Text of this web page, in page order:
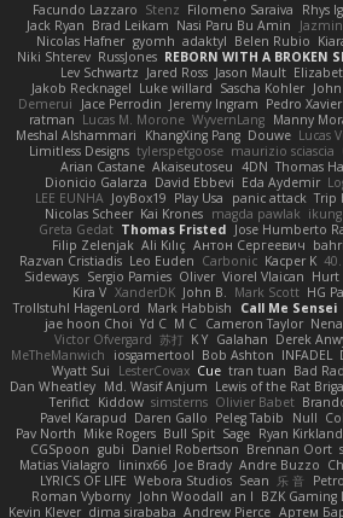
Facundo Lazzaro Stenz Filomeno Saraiva Rhys lg
Jack Ryan Brad Leikam Nasi Paru Bu Amin
Nicolas Hafner gyomh adaktyl Belen Rubio
Niki Shterev RussJones REBORN WITH A BROKEN
Lev Schwartz Jared Ross Jason Mault
Jakob Recknagel Luke willard Sascha Kohler
Demerui
Jace Perrodin Jeremy Ingram Pedro Xavier
ratman Lucas M. Morone WyvernLang Manny
Meshal Alshammari
KhangXing Pang Douwe Lucas
Limitless Designs tylerspetgoose maurizio sciascia
Arian Castane Akaiseutoseu 4DN Thomas
Dionicio Galarza David Ebbevi Eda Aydemir
LEE EUNHA JoyBox19 Play Usa panic attack Trip
Nicolas Scheer Kai Krones magda pawlak
Greta Gedat Thomas Fristed Jose Humberto
Filip Zelenjak Ali Kılıç Антон Сергеевич
Razvan Cristiadis Leo Euden Carbonic Kacper K
Sideways Sergio Pamies Oliver Viorel Vlaican Hurt
Kira V XanderDK John B. Mark Scott HG
Trollstuhl HagenLord Mark Habbish Call Me Sensei
jae hoon Choi Yd C M C Cameron Taylor
Victor Ofvergard 苏打 K Y Galahan Derek
MeTheManwich
iosgamertool Bob Ashton INFADEL
Wyatt Sui
LesterCovax Cue tran tuan Bad
Dan Wheatley Md. Wasif Anjum Lewis of the Rat
Terifict Kiddow simsterns Olivier Babet
Pavel Karapud Daren Gallo Peleg Tabib Null
Pav North Mike Rogers Bull Spit Sage Ryan Kirkland
CGSpoon gubi Daniel Robertson Brennan Oort
Matias Vialagro
lininx66 Joe Brady Andre Buzzo
LYRICS OF LIFE Webora Studios Sean 乐 音
Roman Vyborny John Woodall an l BZK Gaming
Kevin Klever dima sirababa Andrew Pierce Артем